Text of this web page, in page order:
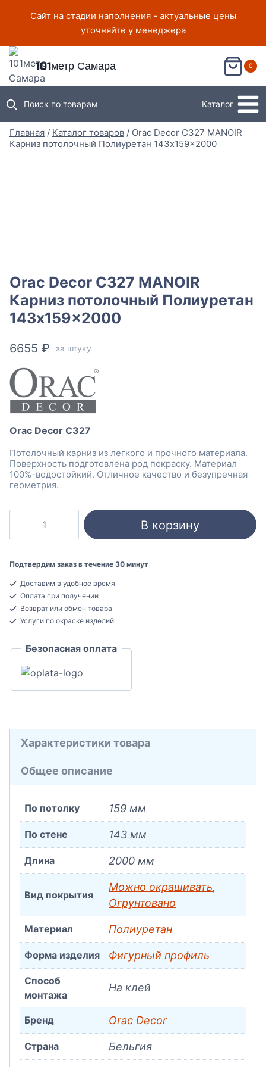
Сайт на стадии наполнения - актуальные цены
уточняйте у менеджера
101метр Самара 0
Поиск по товарам Каталог
Главная / Каталог товаров / Orac Decor C327 MANOIR
Карниз потолочный Полиуретан 143x159x2000
Orac Decor C327 MANOIR
Карниз потолочный Полиуретан
143x159x2000
6655 ₽ за штуку
Orac Decor C327
Потолочный карниз из легкого и прочного материала.
Поверхность подготовлена род покраску. Материал
100%-водостойкий. Отличное качество и безупречная
геометрия.
Decor
MANOIR
Карниз
потолочный
143x159x2000
В корзину
Подтвердим заказ в течение 30 минут
Доставим в удобное время
Оплата при получении
Возврат или обмен товара
Услуги по окраске изделий
Безопасная оплата
Характеристики товара
Общее описание
По потолку 159 мм
По стене 143 мм
Длина 2000 мм
Вид покрытия
Можно окрашивать,
Огрунтовано
Материал Полиуретан
Форма изделия Фигурный профиль
Способ
монтажа
На клей
Бренд Orac Decor
Страна Бельгия